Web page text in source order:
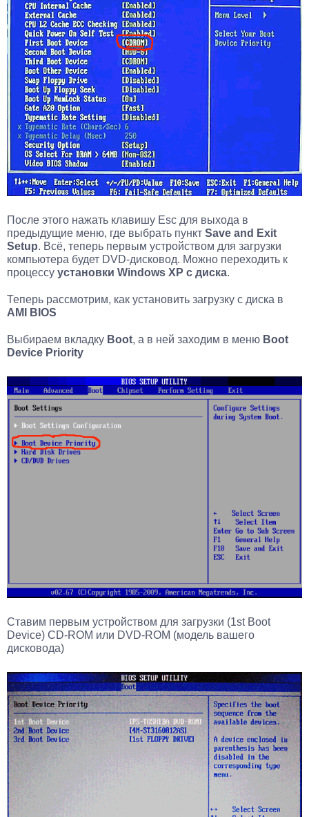
После этого нажать клавишу Esc для выхода в
предыдущие меню, где выбрать пункт Save and Exit
Setup. Всё, теперь первым устройством для загрузки
компьютера будет DVD-дисковод. Можно переходить к
процессу установки Windows XP с диска.
Теперь рассмотрим, как установить загрузку с диска в
AMI BIOS
Выбираем вкладку Boot, а в ней заходим в меню Boot
Device Priority
Ставим первым устройством для загрузки (1st Boot
Device) CD-ROM или DVD-ROM (модель вашего
дисковода)